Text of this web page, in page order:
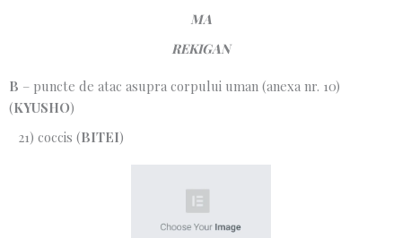
MA
REKIGAN
B – puncte de atac asupra corpului uman (anexa nr. 10)
(KYUSHO)
21) coccis (BITEI)